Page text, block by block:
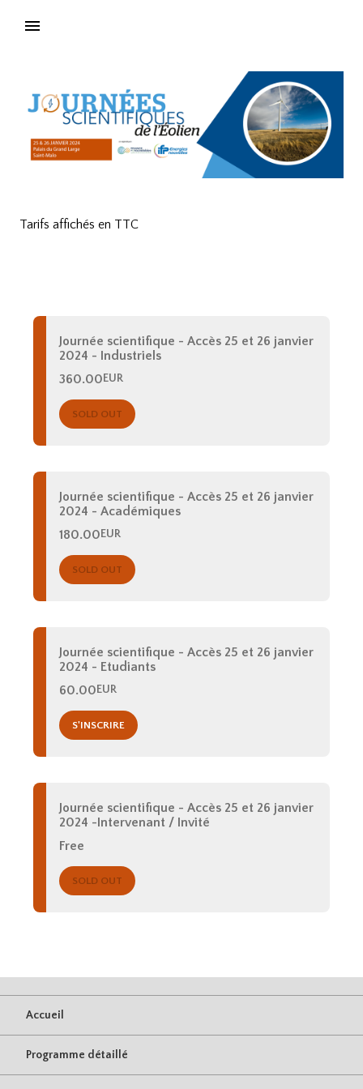
Tarifs affichés en TTC
360.00EUR
SOLD OUT
Journée scientifique - Accès 25 et 26 janvier
2024 - Industriels
180.00EUR
SOLD OUT
Journée scientifique - Accès 25 et 26 janvier
2024 - Académiques
60.00EUR
S'INSCRIRE
Journée scientifique - Accès 25 et 26 janvier
2024 - Etudiants
Free
SOLD OUT
Journée scientifique - Accès 25 et 26 janvier
2024 -Intervenant / Invité
Accueil
Programme détaillé